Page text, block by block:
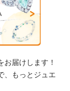
届けします！
、もっとジュエ